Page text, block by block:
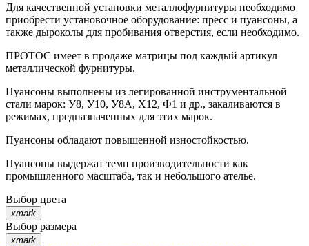
Для качественной установки металлофурнитуры необходимо
приобрести установочное оборудование: пресс и пуансоны, а
также дыроколы для пробивания отверстия, если необходимо.
ПРОТОС имеет в продаже матрицы под каждый артикул
металлической фурнитуры.
Пуансоны выполнены из легированной инструментальной
стали марок: У8, У10, У8А, Х12, Ф1 и др., закаливаются в
режимах, предназначенных для этих марок.
Пуансоны обладают повышенной изностойкостью.
Пуансоны выдержат темп производительности как
промышленного масштаба, так и небольшого ателье.
Выбор цвета
xmark
Выбор размера
xmark